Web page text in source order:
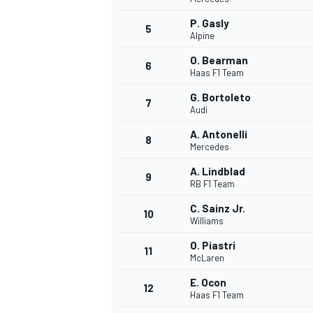
5 P. Gasly
Alpine
6 O. Bearman
Haas F1 Team
7 G. Bortoleto
Audi
8 A. Antonelli
Mercedes
9 A. Lindblad
RB F1 Team
10 C. Sainz Jr.
Williams
11 O. Piastri
McLaren
12 E. Ocon
Haas F1 Team